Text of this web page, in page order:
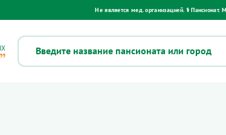
Не является мед. организацией. ⚕ Пансионат.